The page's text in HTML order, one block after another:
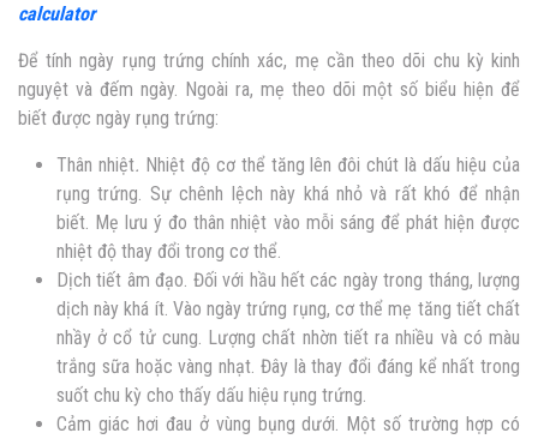
calculator
Để tính ngày rụng trứng chính xác, mẹ cần theo dõi chu kỳ kinh
nguyệt và đếm ngày. Ngoài ra, mẹ theo dõi một số biểu hiện để
biết được ngày rụng trứng:
Thân nhiệt. Nhiệt độ cơ thể tăng lên đôi chút là dấu hiệu của
rụng trứng. Sự chênh lệch này khá nhỏ và rất khó để nhận
biết. Mẹ lưu ý đo thân nhiệt vào mỗi sáng để phát hiện được
nhiệt độ thay đổi trong cơ thể.
Dịch tiết âm đạo. Đối với hầu hết các ngày trong tháng, lượng
dịch này khá ít. Vào ngày trứng rụng, cơ thể mẹ tăng tiết chất
nhầy ở cổ tử cung. Lượng chất nhờn tiết ra nhiều và có màu
trắng sữa hoặc vàng nhạt. Đây là thay đổi đáng kể nhất trong
suốt chu kỳ cho thấy dấu hiệu rụng trứng.
Cảm giác hơi đau ở vùng bụng dưới. Một số trường hợp có